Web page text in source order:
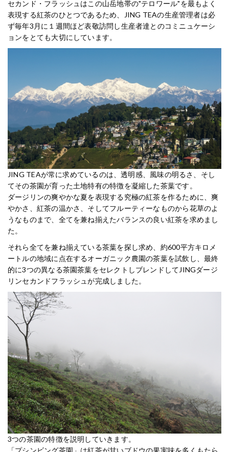
セカンド・フラッシュはこの山岳地帯の"テロワール"を最もよく
表現する紅茶のひとつであるため、JING TEAの生産管理者は必
ず毎年3月に１週間ほど表敬訪問し生産者達とのコミニュケーシ
ョンをとても大切にしています。
JING TEAが常に求めているのは、透明感、風味の明るさ、そし
てその茶園が育った土地特有の特徴を凝縮した茶葉です。
ダージリンの爽やかな夏を表現する究極の紅茶を作るために、爽
やかさ、紅茶の温かさ、そしてフルーティーなものから花草のよ
うなものまで、全てを兼ね揃えたバランスの良い紅茶を求めまし
た。
それら全てを兼ね揃えている茶葉を探し求め、約600平方キロメ
ートルの地域に点在するオーガニック農園の茶葉を試飲し、最終
的に3つの異なる茶園茶葉をセレクトしブレンドしてJINGダージ
リンセカンドフラッシュが完成しました。
3つの茶園の特徴を説明していきます。